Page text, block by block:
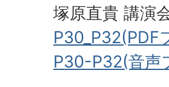
塚原直貴 講演
P30_P32(PDF
P30-P32(音声